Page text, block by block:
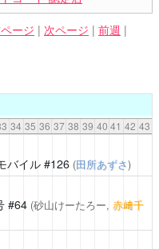
ージ | 次ページ | 前週 |
34 35 36 37 38 39 40 41 42 43
バイル#126 (田所あずさ)
#64 (砂山けーたろー, 赤﨑千